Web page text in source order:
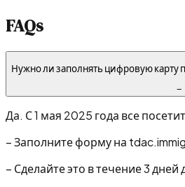
FAQs
Нужно ли заполнять цифровую карту
−
Да. С 1 мая 2025 года все
–Заполните форму на
– Сделайте это в течение 3